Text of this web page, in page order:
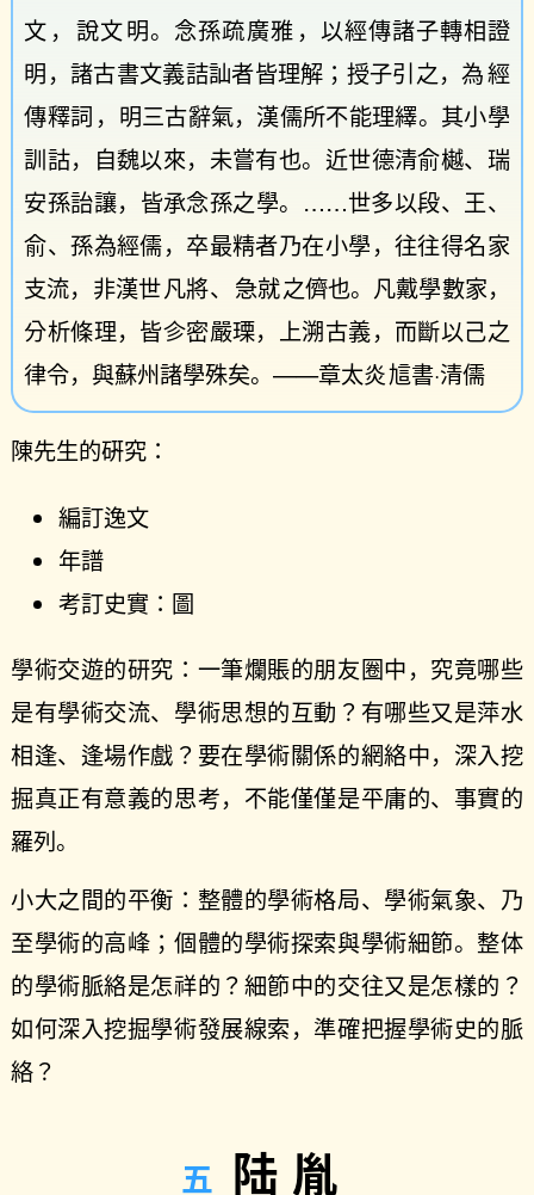
文 ， 說文明。念孫疏廣雅 ，以經傳諸子轉相證
明，諸古書文義詰訕者皆理解；授子引之，為經
傳釋詞 ，明三古辭氣，漢儒所不能理繹。其小學
訓詁，自魏以來，未嘗有也。近世德清俞樾、瑞
安孫詒讓，皆承念孫之學。……世多以段、王、
俞、孫為經儒，卒最精者乃在小學，往往得名家
支流，非漢世凡將、 急就之儕也。凡戴學數家，
分析條理，皆㐱密嚴瑮，上溯古義，而斷以己之
律令，與蘇州諸學殊矣。——章太炎訄書·清儒
陳先生的硏究：
編訂逸文
年譜
考訂史實：圖
學術交遊的研究：一筆爛賬的朋友圈中，究竟哪些
是有學術交流、學術思想的互動？有哪些又是萍水
相逢、逢場作戲？要在學術關係的網絡中，深入挖
掘真正有意義的思考，不能僅僅是平庸的、事實的
羅列。
小大之間的平衡：整體的學術格局、學術氣象、乃
至學術的高峰；個體的學術探索與學術細節。整体
的學術脈絡是怎祥的？細節中的交往又是怎樣的？
如何深入挖掘學術發展線索，準確把握學術史的脈
絡？
陆胤